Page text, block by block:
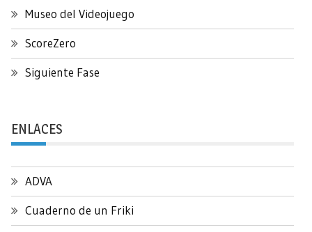
Museo del Videojuego
ScoreZero
Siguiente Fase
ENLACES
ADVA
Cuaderno de un Friki